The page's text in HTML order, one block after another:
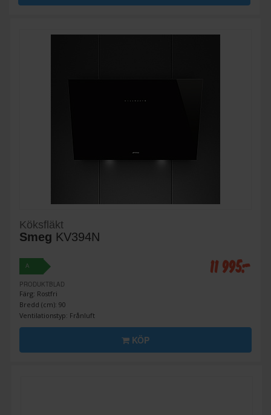
Köksfläkt
Smeg KV394N
A
PRODUKTBLAD
Färg: Rostfri
Bredd (cm): 90
Ventilationstyp: Frånluft
11 995:-
KÖP